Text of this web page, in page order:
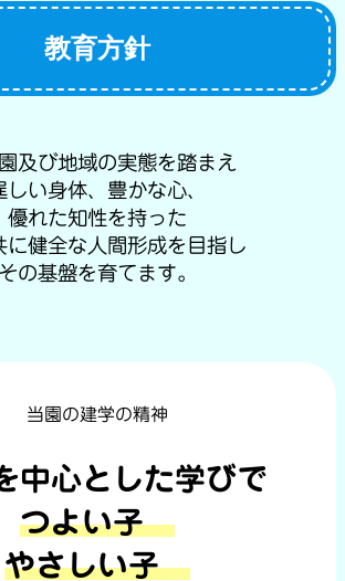
教育方針
及び地域の実態を踏まえ
しい身体、豊かな心、
優れた知性を持った
に健全な人間形成を目指し
その基盤を育てます。
当園の建学の精神
中心とした学びで
つよい子
やさしい子